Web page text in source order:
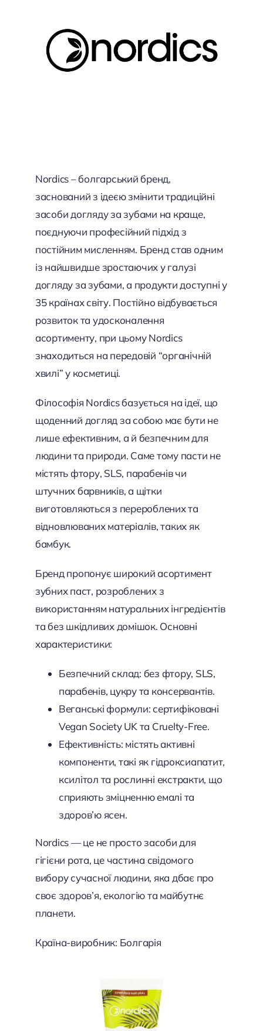
Nordics – болгарський бренд,
заснований з ідеєю змінити традиційні
засоби догляду за зубами на краще,
поєднуючи професійний підхід з
постійним мисленням. Бренд став одним
із найшвидше зростаючих у галузі
догляду за зубами, а продукти доступні у
35 країнах світу. Постійно відбувається
розвиток та удосконалення
асортименту, при цьому Nordics
знаходиться на передовій “органічній
хвилі” у косметиці.
Філософія Nordics базується на ідеї, що
щоденний догляд за собою має бути не
лише ефективним, а й безпечним для
людини та природи. Саме тому пасти не
містять фтору, SLS, парабенів чи
штучних барвників, а щітки
виготовляються з перероблених та
відновлюваних матеріалів, таких як
бамбук.
Бренд пропонує широкий асортимент
зубних паст, розроблених з
використанням натуральних інгредієнтів
та без шкідливих домішок. Основні
характеристики:
Безпечний склад: без фтору, SLS,
парабенів, цукру та консервантів.
Веганські формули: сертифіковані
Vegan Society UK та Cruelty-Free.
Ефективність: містять активні
компоненти, такі як гідроксиапатит,
ксилітол та рослинні екстракти, що
сприяють зміцненню емалі та
здоров’ю ясен.
Nordics — це не просто засоби для
гігієни рота, це частина свідомого
вибору сучасної людини, яка дбає про
своє здоров’я, екологію та майбутнє
планети.
Країна-виробник: Болгарія